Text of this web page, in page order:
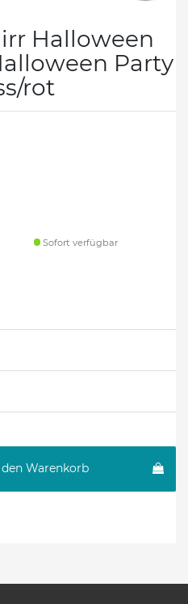
Halloween
Party
rot
Sofort verfügbar
den Warenkorb